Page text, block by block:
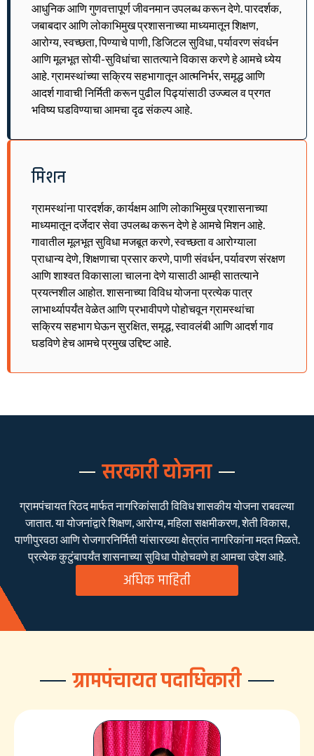
आधुनिक आणि गुणवत्तापूर्ण जीवनमान उपलब्ध करून देणे. पारदर्शक,
जबाबदार आणि लोकाभिमुख प्रशासनाच्या माध्यमातून शिक्षण,
आरोग्य, स्वच्छता, पिण्याचे पाणी, डिजिटल सुविधा, पर्यावरण संवर्धन
आणि मूलभूत सोयी-सुविधांचा सातत्याने विकास करणे हे आमचे ध्येय
आहे. ग्रामस्थांच्या सक्रिय सहभागातून आत्मनिर्भर, समृद्ध आणि
आदर्श गावाची निर्मिती करून पुढील पिढ्यांसाठी उज्ज्वल व प्रगत
भविष्य घडविण्याचा आमचा दृढ संकल्प आहे.
मिशन
ग्रामस्थांना पारदर्शक, कार्यक्षम आणि लोकाभिमुख प्रशासनाच्या
माध्यमातून दर्जेदार सेवा उपलब्ध करून देणे हे आमचे मिशन आहे.
गावातील मूलभूत सुविधा मजबूत करणे, स्वच्छता व आरोग्याला
प्राधान्य देणे, शिक्षणाचा प्रसार करणे, पाणी संवर्धन, पर्यावरण संरक्षण
आणि शाश्वत विकासाला चालना देणे यासाठी आम्ही सातत्याने
प्रयत्नशील आहोत. शासनाच्या विविध योजना प्रत्येक पात्र
लाभार्थ्यापर्यंत वेळेत आणि प्रभावीपणे पोहोचवून ग्रामस्थांचा
सक्रिय सहभाग घेऊन सुरक्षित, समृद्ध, स्वावलंबी आणि आदर्श गाव
घडविणे हेच आमचे प्रमुख उद्दिष्ट आहे.
सरकारी योजना
ग्रामपंचायत रिठद मार्फत नागरिकांसाठी विविध शासकीय योजना राबवल्या
जातात. या योजनांद्वारे शिक्षण, आरोग्य, महिला सक्षमीकरण, शेती विकास,
पाणीपुरवठा आणि रोजगारनिर्मिती यांसारख्या क्षेत्रांत नागरिकांना मदत मिळते.
प्रत्येक कुटुंबापर्यंत शासनाच्या सुविधा पोहोचवणे हा आमचा उद्देश आहे.
अधिक माहिती
ग्रामपंचायत पदाधिकारी